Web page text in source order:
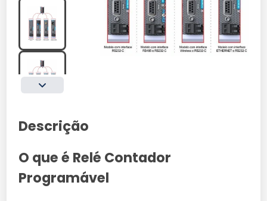
Descrição
O que é Relé Contador
Programável